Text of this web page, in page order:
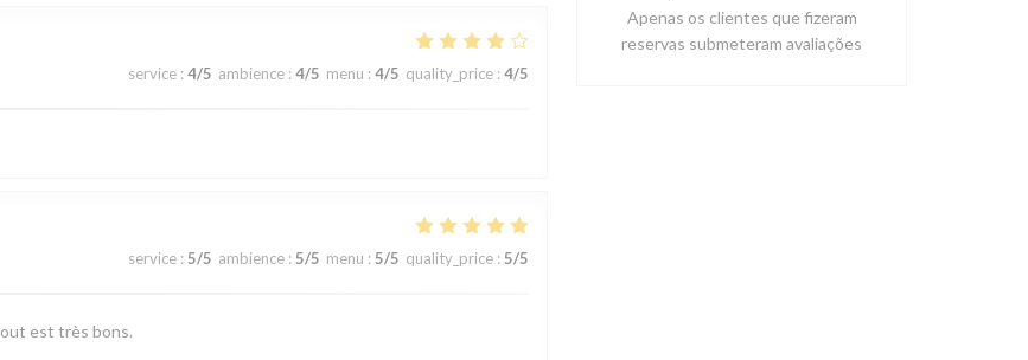
service : 4/5 ambience : 4/5 menu : 4/5 quality_price : 4/5
service : 5/5 ambience : 5/5 menu : 5/5 quality_price : 5/5
est très bons.
Apenas os clientes que fizeram
reservas submeteram avaliações